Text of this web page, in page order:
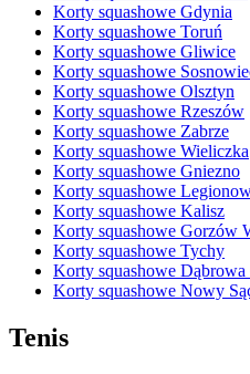
Korty squashowe Gdynia
Korty squashowe Toruń
Korty squashowe Gliwice
Korty squashowe
Korty squashowe Olsztyn
Korty squashowe Rzeszów
Korty squashowe Zabrze
Korty squashowe Wieliczka
Korty squashowe Gniezno
Korty squashowe
Korty squashowe Kalisz
Korty squashowe Gorzów
Korty squashowe Tychy
Korty squashowe Dąbrowa
Korty squashowe Nowy
Tenis